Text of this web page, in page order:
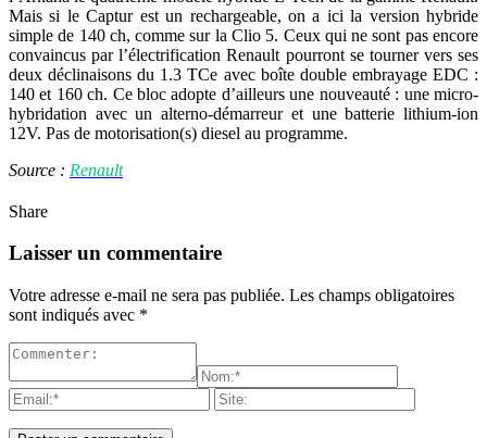
Mais si le Captur est un rechargeable, on a ici la version hybride
simple de 140 ch, comme sur la Clio 5. Ceux qui ne sont pas encore
convaincus par l’électrification Renault pourront se tourner vers ses
deux déclinaisons du 1.3 TCe avec boîte double embrayage EDC :
140 et 160 ch. Ce bloc adopte d’ailleurs une nouveauté : une micro-
hybridation avec un alterno-démarreur et une batterie lithium-ion
12V. Pas de motorisation(s) diesel au programme.
Source : Renault
Share
Laisser un commentaire
Votre adresse e-mail ne sera pas publiée. Les champs obligatoires
sont indiqués avec *